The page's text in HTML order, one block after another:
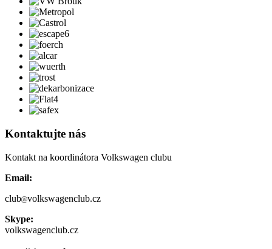
Kontaktujte nás
Kontakt na koordinátora Volkswagen clubu
Email:
club volkswagenclub.cz
Skype:
volkswagenclub.cz